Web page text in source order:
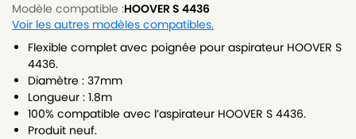
Modèle compatible :HOOVER S 4436
Voir les autres modèles compatibles.
Flexible complet avec poignée pour aspirateur HOOVER S
4436.
Diamètre : 37mm
Longueur : 1.8m
100% compatible avec l’aspirateur HOOVER S 4436.
Produit neuf.